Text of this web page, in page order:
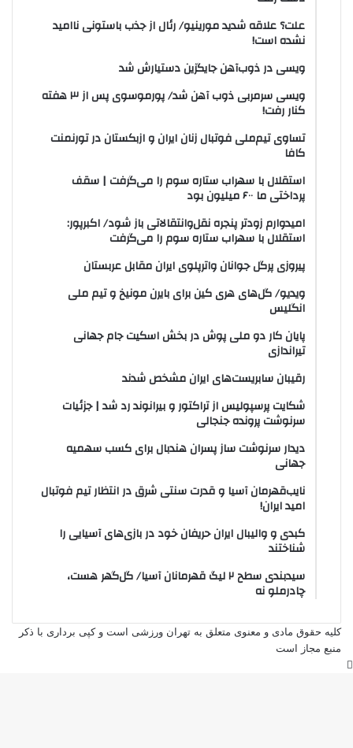
علت؟ علاقه شدید مورینیو/ رئال از جذب باستونی ناامید
نشده است!
ویسی در ذوب‌آهن جایگزین دستیارش شد
ویسی سرمربی ذوب آهن شد/ پورموسوی پس از ۳ هفته
کنار رفت!
تساوی تیم‌ملی فوتبال زنان ایران و ازبکستان در تورنمنت
کافا
استقلال با سهراب ستاره سوم را می‌گرفت | سقف
پرداختی ما ۶۰۰ میلیون بود
امیدوارم زودتر پنجره نقل‌وانتقالاتی باز شود/ اکبرپور:
استقلال با سهراب ستاره سوم را می‌گرفت
پیروزی پرگل جوانان واترپلوی ایران مقابل عربستان
ویدیو/ گل‌های هری‌ کین برای بایرن مونیخ و تیم ملی
انگلیس
پایان کار دو ملی پوش در بخش اسکیت جام جهانی
تیراندازی
رقیبان سابریست‌های ایران مشخص شدند
شکایت پرسپولیس از تراکتور و بیرانوند رد شد | جزئیات
سرنوشت پرونده جنجالی
دیدار سرنوشت ساز پسران هندبال برای کسب سهمیه
جهانی
نایب‌قهرمان آسیا و قدرت سنتی شرق در انتظار تیم فوتبال
امید ایران!
کبدی و والیبال ایران حریفان خود در بازی‌های آسیایی را
شناختند
سیدبندی سطح ۲ لیگ قهرمانان آسیا/ گل‌گهر هست،
چادرملو نه
کلیه حقوق مادی و معنوی متعلق به تهران ورزشی است و کپی برداری با ذکر
منبع مجاز است